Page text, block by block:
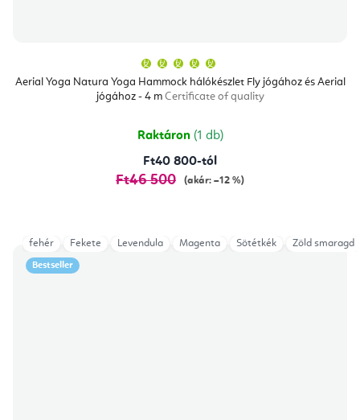
Aerial Yoga Natura Yoga Hammock hálókészlet Fly jógához és Aerial
jógához - 4 m Certificate of quality
átlagos
értékelése
5-
csillag.
Raktáron (1 db)
Ft40 800-tól
Ft46 500 (akár: –12 %)
Bestseller
fehér Fekete Levendula Magenta Sötétkék Zöld smaragd